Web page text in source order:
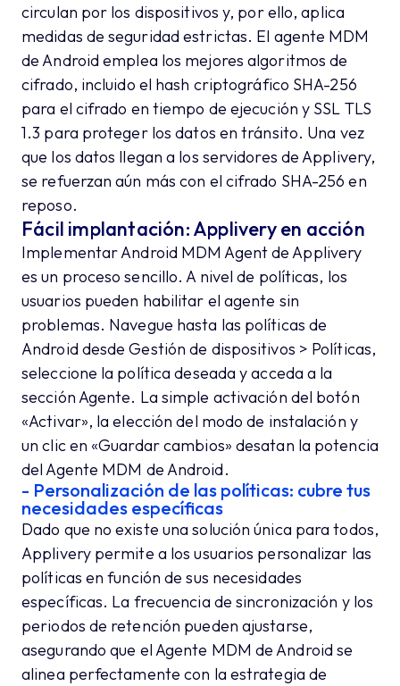
circulan por los dispositivos y, por ello, aplica
medidas de seguridad estrictas. El agente MDM
de Android emplea los mejores algoritmos de
cifrado, incluido el hash criptográfico SHA-256
para el cifrado en tiempo de ejecución y SSL TLS
1.3 para proteger los datos en tránsito. Una vez
que los datos llegan a los servidores de Applivery,
se refuerzan aún más con el cifrado SHA-256 en
reposo.
Fácil implantación: Applivery en acción
Implementar Android MDM Agent de Applivery
es un proceso sencillo. A nivel de políticas, los
usuarios pueden habilitar el agente sin
problemas. Navegue hasta las políticas de
Android desde Gestión de dispositivos > Políticas,
seleccione la política deseada y acceda a la
sección Agente. La simple activación del botón
«Activar», la elección del modo de instalación y
un clic en «Guardar cambios» desatan la potencia
del Agente MDM de Android.
- Personalización de las políticas: cubre tus
necesidades específicas
Dado que no existe una solución única para todos,
Applivery permite a los usuarios personalizar las
políticas en función de sus necesidades
específicas. La frecuencia de sincronización y los
periodos de retención pueden ajustarse,
asegurando que el Agente MDM de Android se
alinea perfectamente con la estrategia de